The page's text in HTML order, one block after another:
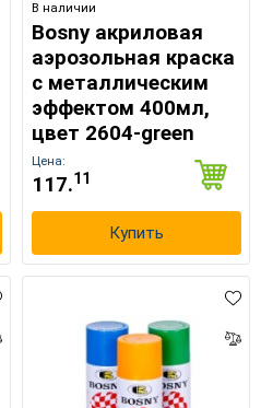
В наличии
Bosny акриловая
аэрозольная краска
с металлическим
эффектом 400мл,
цвет 2604-green
Цена:
117.11
Купить